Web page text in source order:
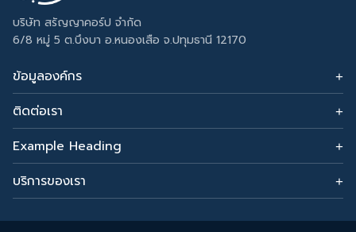
บริษัท สรัญญาคอร์ป จำกัด
6/8 หมู่ 5 ต.บึงบา อ.หนองเสือ จ.ปทุมธานี 12170
ข้อมูลองค์กร
ติดต่อเรา
อีเมล: sarunyacrop@gmail.com
โทรศัพท์:0915265156
Example Heading
Change this text by adding widget to Appearance →
Widgets and choose Footer Column 3.
บริการของเรา
รับทำเซลเพจ
สร้างเว็บขายของ